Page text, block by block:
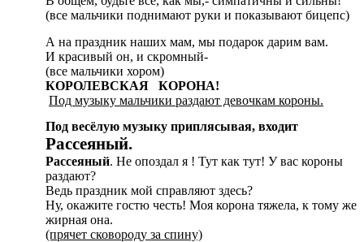
(все мальчики поднимают руки и показывают бицепс)
А на праздник наших мам, мы подарок дарим вам.
И красивый он, и скромный-
(все мальчики хором)
КОРОЛЕВСКАЯ КОРОНА!
Под музыку мальчики раздают девочкам короны.
Под весёлую музыку приплясывая, входит
Рассеяный.
Рассеяный. Не опоздал я ! Тут как тут! У вас короны
раздают?
Ведь праздник мой справляют здесь?
Ну, окажите гостю честь! Моя корона тяжела, к тому же
жирная она.
(прячет сковороду за спину)